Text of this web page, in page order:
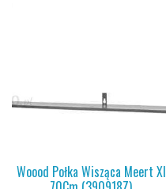
Woood Połka Wisząca Meert Xl